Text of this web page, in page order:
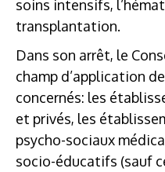
soins intensifs,
transplantation.
Dans son arrêt, le
champ d’application
concernés: les
et privés, les
psycho-sociaux
socio-éducatifs (sauf